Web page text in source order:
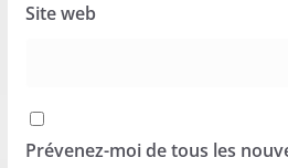
Site web
Prévenez-moi de tous les